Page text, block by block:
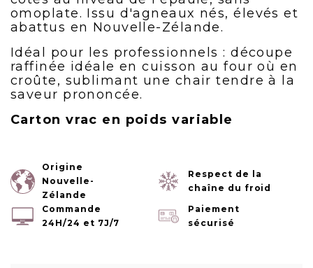
omoplate. Issu d'agneaux nés, élevés et
abattus en Nouvelle-Zélande.
Idéal pour les professionnels : découpe
raffinée idéale en cuisson au four où en
croûte, sublimant une chair tendre à la
saveur prononcée.
Carton vrac en poids variable
Origine
Nouvelle-
Zélande
Respect de la
chaîne du froid
Commande
24H/24 et 7J/7
Paiement
sécurisé